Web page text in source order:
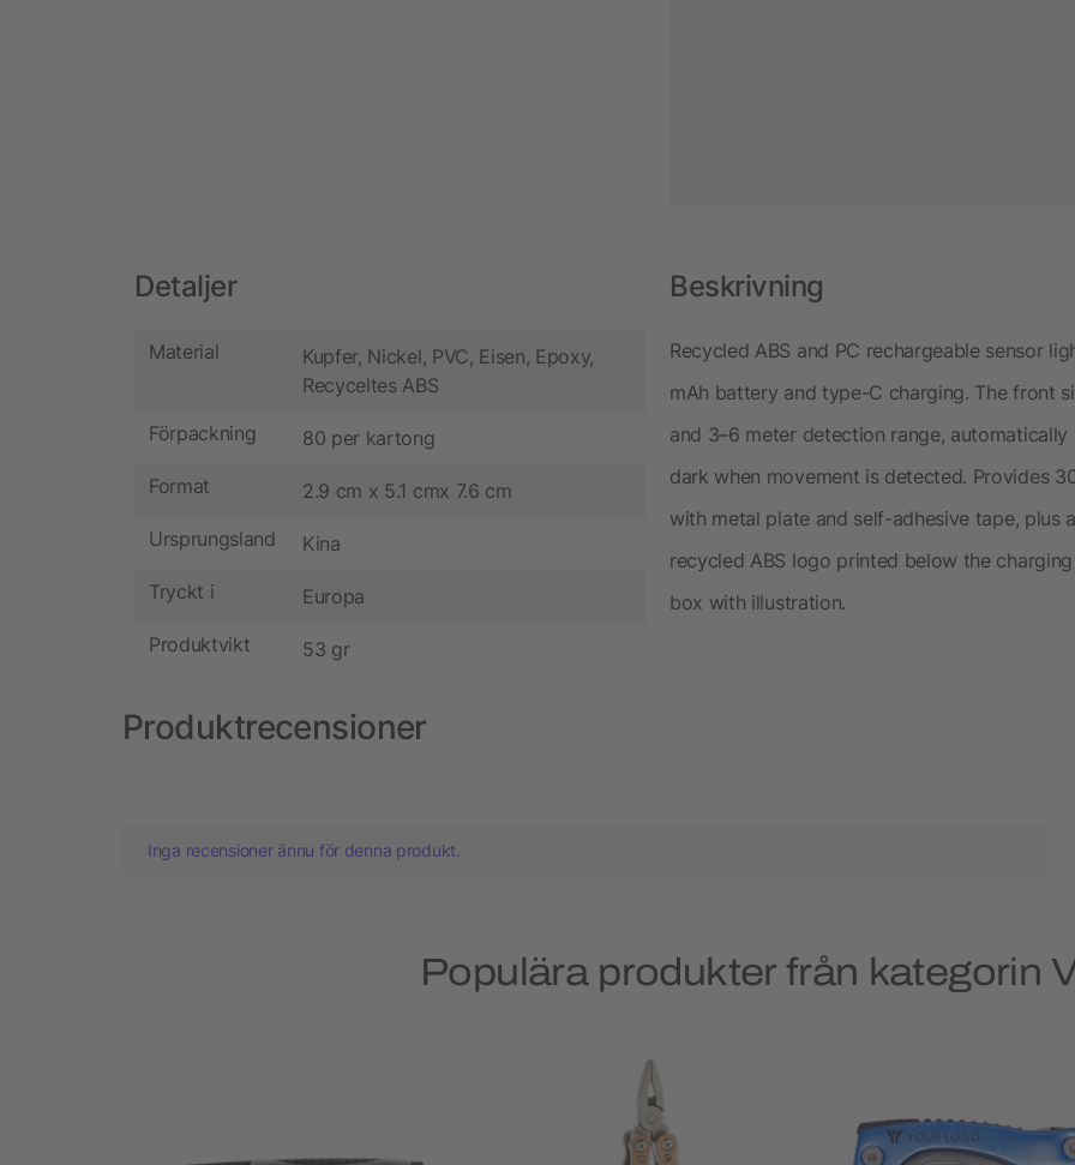
Detaljer
Material
Kupfer, Nickel, PVC, Eisen, Epoxy,
Recyceltes ABS
Förpackning 80 per kartong
Format 2.9 cm x 5.1 cmx 7.6 cm
Ursprungsland Kina
Tryckt i Europa
Produktvikt 53 gr
Beskrivning
Recycled ABS and PC rechargeable sensor
mAh battery and type-C charging. The front
and 3–6 meter detection range,
dark when movement is detected. Provides
with metal plate and self-adhesive tape, plus
recycled ABS logo printed below the
box with illustration.
Produktrecensioner
Inga recensioner ännu för denna produkt.
Populära produkter från kategorin